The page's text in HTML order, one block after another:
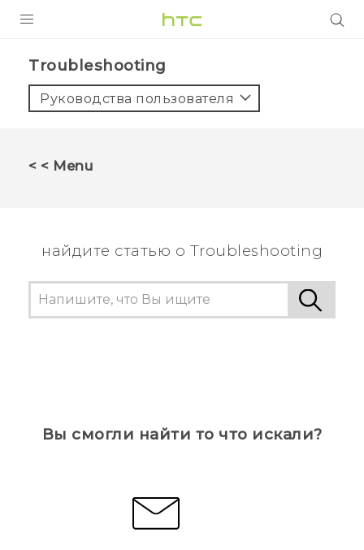
5G
ПОДДЕРЖКА
Troubleshooting‎
Руководства пользователя
< < Menu
найдите статью о Troubleshooting
Вы смогли найти то что искали?